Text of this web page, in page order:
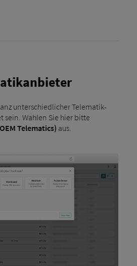
unterschiedlicher Telematik-
sein. Wählen Sie hier bitte
Telematics) aus.